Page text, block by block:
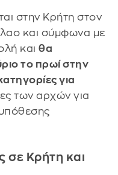
στην Κρήτη στον
και σύμφωνα με
και θα
το πρωί στην
για
των αρχών για
σε Κρήτη και